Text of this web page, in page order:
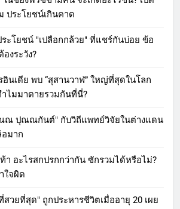
ประโยชน์เกินคาด
ระโยชน์ "เปลือกกล้วย" ที่แชร์กันบ่อย ข้อ
งระวัง?
นเดีย พบ “สุสานวาฬ” ใหญ่ที่สุดในโลก
ำไมมาตายรวมกันที่นี่?
ณ ปุณณกันต์" กับวิถีแพทย์วิจัยในต่างแดน
มาก
ท้า อะไรสกปรกกว่ากัน ซักรวมได้หรือไม่?
ใจผิด
วยที่สุด" ถูกประหารชีวิตเมื่ออายุ 20 เผย